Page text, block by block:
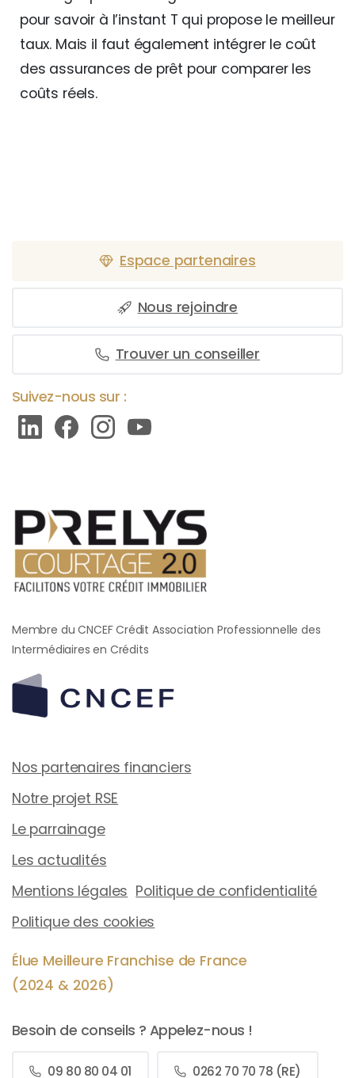
pour savoir à l’instant T qui propose le meilleur
taux. Mais il faut également intégrer le coût
des assurances de prêt pour comparer les
coûts réels.
Espace partenaires
Nous rejoindre
Trouver un conseiller
Suivez-nous sur :
Membre du CNCEF Crédit Association Professionnelle des
Intermédiaires en Crédits
Nos partenaires financiers
Notre projet RSE
Le parrainage
Les actualités
Mentions légales Politique de confidentialité
Politique des cookies
Élue Meilleure Franchise de France
(2024 & 2026)
Besoin de conseils ? Appelez-nous !
09 80 80 04 01 0262 70 70 78 (RE)